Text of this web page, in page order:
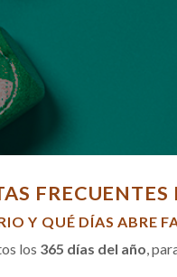
Y QUÉ DÍAS ABRE
los 365 días del año,